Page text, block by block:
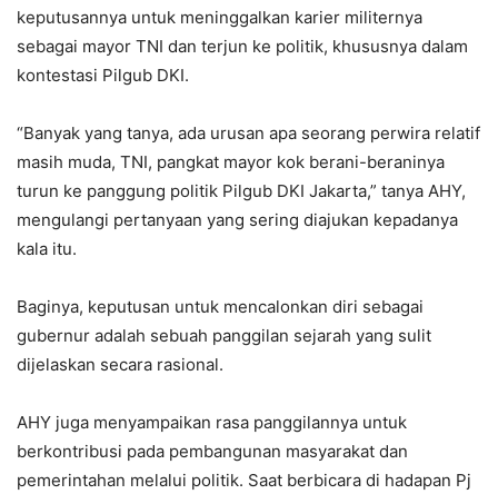
keputusannya untuk meninggalkan karier militernya
sebagai mayor TNI dan terjun ke politik, khususnya dalam
kontestasi Pilgub DKI.
“Banyak yang tanya, ada urusan apa seorang perwira relatif
masih muda, TNI, pangkat mayor kok berani-beraninya
turun ke panggung politik Pilgub DKI Jakarta,” tanya AHY,
mengulangi pertanyaan yang sering diajukan kepadanya
kala itu.
Baginya, keputusan untuk mencalonkan diri sebagai
gubernur adalah sebuah panggilan sejarah yang sulit
dijelaskan secara rasional.
AHY juga menyampaikan rasa panggilannya untuk
berkontribusi pada pembangunan masyarakat dan
pemerintahan melalui politik. Saat berbicara di hadapan Pj